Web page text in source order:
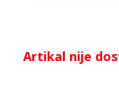
Artikal nije